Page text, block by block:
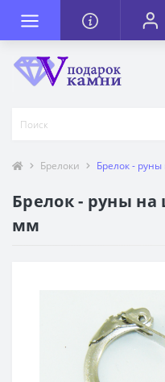
Брелоки Брелок -
Брелок - руны на
мм